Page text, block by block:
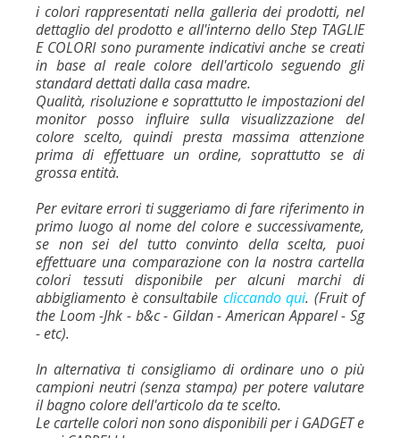
i colori rappresentati nella galleria dei prodotti, nel
dettaglio del prodotto e all'interno dello Step TAGLIE
E COLORI sono puramente indicativi anche se creati
in base al reale colore dell'articolo seguendo gli
standard dettati dalla casa madre.
Qualità, risoluzione e soprattutto le impostazioni del
monitor posso influire sulla visualizzazione del
colore scelto, quindi presta massima attenzione
prima di effettuare un ordine, soprattutto se di
grossa entità.
Per evitare errori ti suggeriamo di fare riferimento in
primo luogo al nome del colore e successivamente,
se non sei del tutto convinto della scelta, puoi
effettuare una comparazione con la nostra cartella
colori tessuti disponibile per alcuni marchi di
abbigliamento è consultabile cliccando qui. (Fruit of
the Loom -Jhk - b&c - Gildan - American Apparel - Sg
- etc).
In alternativa ti consigliamo di ordinare uno o più
campioni neutri (senza stampa) per potere valutare
il bagno colore dell'articolo da te scelto.
Le cartelle colori non sono disponibili per i GADGET e